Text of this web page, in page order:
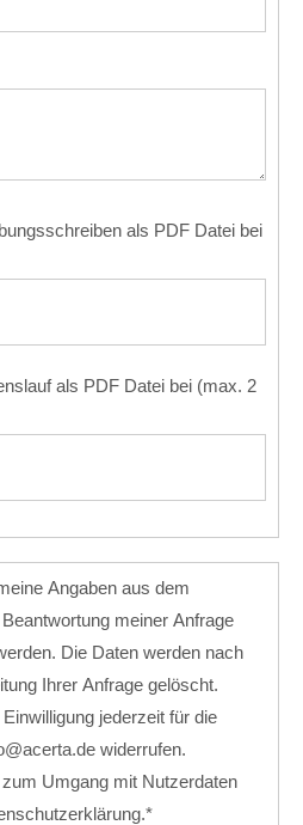
als PDF Datei bei
als PDF Datei bei (max. 2
Angaben aus dem
meiner Anfrage
Die Daten werden nach
Ihrer Anfrage gelöscht.
jederzeit für die
widerrufen.
Umgang mit Nutzerdaten